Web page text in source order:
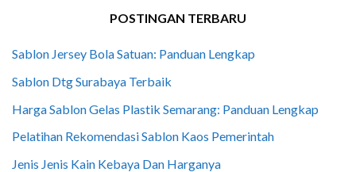
POSTINGAN TERBARU
Sablon Jersey Bola Satuan: Panduan Lengkap
Sablon Dtg Surabaya Terbaik
Harga Sablon Gelas Plastik Semarang: Panduan Lengkap
Pelatihan Rekomendasi Sablon Kaos Pemerintah
Jenis Jenis Kain Kebaya Dan Harganya